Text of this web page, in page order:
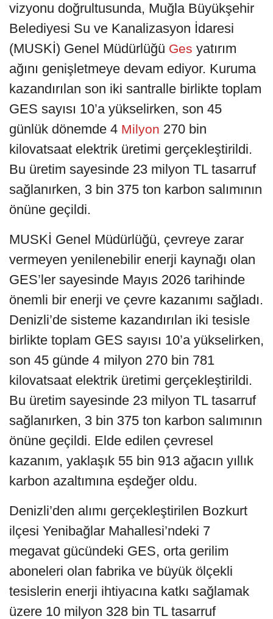
vizyonu doğrultusunda, Muğla Büyükşehir
Belediyesi Su ve Kanalizasyon İdaresi
(MUSKİ) Genel Müdürlüğü Ges yatırım
ağını genişletmeye devam ediyor. Kuruma
kazandırılan son iki santralle birlikte toplam
GES sayısı 10’a yükselirken, son 45
günlük dönemde 4 Milyon 270 bin
kilovatsaat elektrik üretimi gerçekleştirildi.
Bu üretim sayesinde 23 milyon TL tasarruf
sağlanırken, 3 bin 375 ton karbon salımının
önüne geçildi.
MUSKİ Genel Müdürlüğü, çevreye zarar
vermeyen yenilenebilir enerji kaynağı olan
GES’ler sayesinde Mayıs 2026 tarihinde
önemli bir enerji ve çevre kazanımı sağladı.
Denizli’de sisteme kazandırılan iki tesisle
birlikte toplam GES sayısı 10’a yükselirken,
son 45 günde 4 milyon 270 bin 781
kilovatsaat elektrik üretimi gerçekleştirildi.
Bu üretim sayesinde 23 milyon TL tasarruf
sağlanırken, 3 bin 375 ton karbon salımının
önüne geçildi. Elde edilen çevresel
kazanım, yaklaşık 55 bin 913 ağacın yıllık
karbon azaltımına eşdeğer oldu.
Denizli’den alımı gerçekleştirilen Bozkurt
ilçesi Yenibağlar Mahallesi’ndeki 7
megavat gücündeki GES, orta gerilim
aboneleri olan fabrika ve büyük ölçekli
tesislerin enerji ihtiyacına katkı sağlamak
üzere 10 milyon 328 bin TL tasarruf